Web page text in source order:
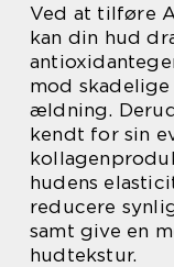
Ved at tilføre
kan din hud
mod
ældning.
kendt for sin
hudens
reducere
samt give en
hudtekstur.